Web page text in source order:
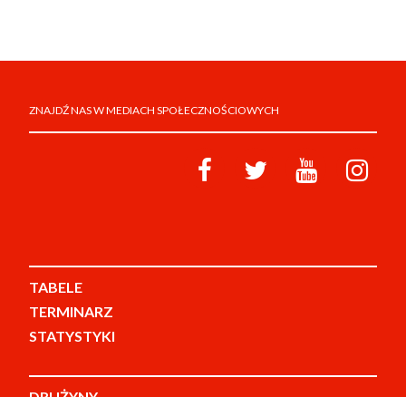
ZNAJDŹ NAS W MEDIACH SPOŁECZNOŚCIOWYCH
TABELE
TERMINARZ
STATYSTYKI